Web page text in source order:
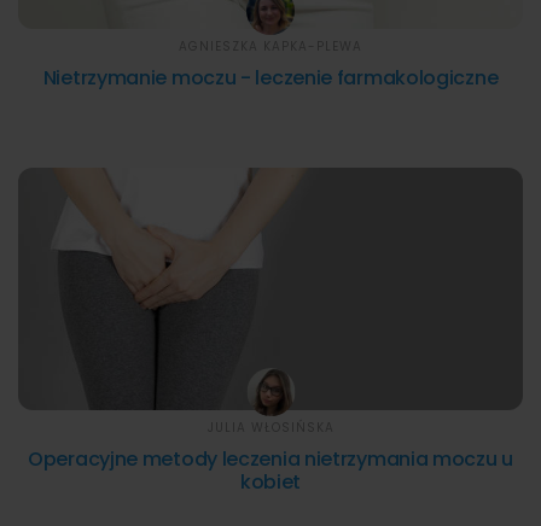
Nietrzymanie moczu - leczenie farmakologiczne
Operacyjne metody leczenia nietrzymania moczu u
kobiet